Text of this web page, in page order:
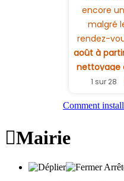
Comment
Mairie